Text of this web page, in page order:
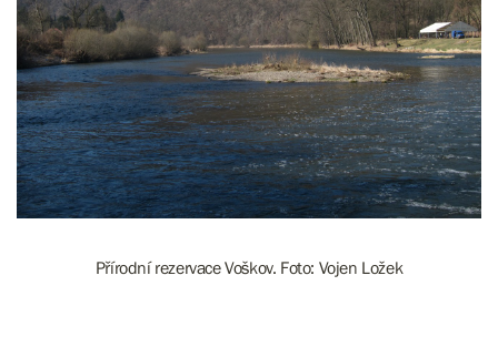
Přírodní rezervace Voškov. Foto: Vojen Ložek